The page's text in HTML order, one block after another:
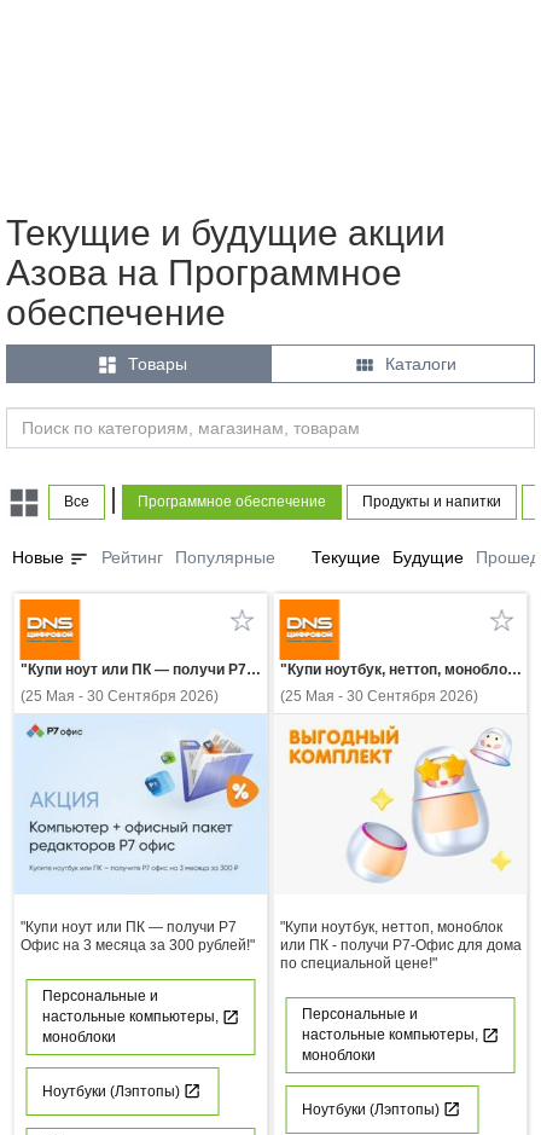
Текущие и будущие акции
Азова на Программное
обеспечение
 Товары  Каталоги
Все Программное обеспечение Продукты и напитки
Новые sort Рейтинг Популярные Текущие Будущие
"Купи ноут или ПК — получи Р7 Офис на 3 месяца за 300 рублей!"
(25 Мая - 30 Сентября 2026)
"Купи ноут или ПК — получи Р7
Офис на 3 месяца за 300 рублей!"
Персональные и
настольные компьютеры,
моноблоки
Ноутбуки (Лэптопы)
"Купи ноутбук, неттоп, моноблок или ПК - получи Р7-Офис для дома по специальной цене!"
(25 Мая - 30 Сентября 2026)
"Купи ноутбук, неттоп, моноблок
или ПК - получи Р7-Офис для дома
по специальной цене!"
Персональные и
настольные компьютеры,
моноблоки
Ноутбуки (Лэптопы)